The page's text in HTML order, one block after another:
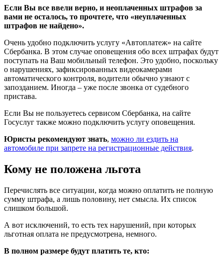
Если Вы все ввели верно, и неоплаченных штрафов за
вами не осталось, то прочтете, что «неуплаченных
штрафов не найдено».
Очень удобно подключить услугу «Автоплатеж» на сайте
Сбербанка. В этом случае оповещения обо всех штрафах будут
поступать на Ваш мобильный телефон. Это удобно, поскольку
о нарушениях, зафиксированных видеокамерами
автоматического контроля, водители обычно узнают с
запозданием. Иногда – уже после звонка от судебного
пристава.
Если Вы не пользуетесь сервисом Сбербанка, на сайте
Госуслуг также можно подключить услугу оповещения.
Юристы рекомендуют знать, можно ли ездить на
автомобиле при запрете на регистрационные действия.
Кому не положена льгота
Перечислять все ситуации, когда можно оплатить не полную
сумму штрафа, а лишь половину, нет смысла. Их список
слишком большой.
А вот исключений, то есть тех нарушений, при которых
льготная оплата не предусмотрена, немного.
В полном размере будут платить те, кто: